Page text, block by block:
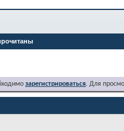
зарегистрироваться. Для